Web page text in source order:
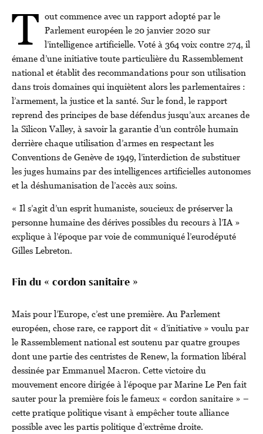
T out commence avec un rapport adopté par le
Parlement européen le 20 janvier 2020 sur
l’intelligence artificielle. Voté à 364 voix contre 274, il
émane d’une initiative toute particulière du Rassemblement
national et établit des recommandations pour son utilisation
dans trois domaines qui inquiètent alors les parlementaires :
l’armement, la justice et la santé. Sur le fond, le rapport
reprend des principes de base défendus jusqu’aux arcanes de
la Silicon Valley, à savoir la garantie d’un contrôle humain
derrière chaque utilisation d’armes en respectant les
Conventions de Genève de 1949, l’interdiction de substituer
les juges humains par des intelligences artificielles autonomes
et la déshumanisation de l’accès aux soins.
« Il s’agit d’un esprit humaniste, soucieux de préserver la
personne humaine des dérives possibles du recours à l’IA »
explique à l’époque par voie de communiqué l’eurodéputé
Gilles Lebreton.
Fin du « cordon sanitaire »
Mais pour l’Europe, c’est une première. Au Parlement
européen, chose rare, ce rapport dit « d’initiative » voulu par
le Rassemblement national est soutenu par quatre groupes
dont une partie des centristes de Renew, la formation libéral
dessinée par Emmanuel Macron. Cette victoire du
mouvement encore dirigée à l’époque par Marine Le Pen fait
sauter pour la première fois le fameux « cordon sanitaire » –
cette pratique politique visant à empêcher toute alliance
possible avec les partis politique d’extrême droite.